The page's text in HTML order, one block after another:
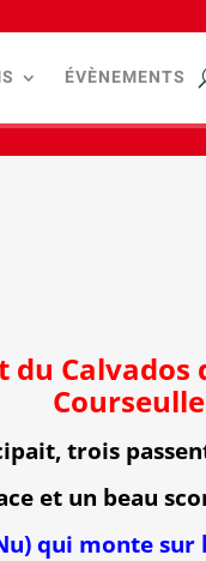
ÉVÈNEMENTS
Calvados
trois
et un beau
qui monte